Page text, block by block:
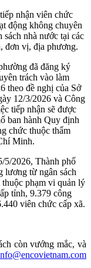
nhận viên chức
động không chuyên
nhà nước tại các
đơn vị, địa phương.
đã đăng ký
trách vào làm
theo đề nghị của Sở
12/3/2026 và Công
tiếp nhận sẽ được
ban hành Quy định
chức thuộc thẩm
Minh.
5/2026, Thành phố
lương từ ngân sách
phạm vi quản lý
tỉnh, 9.379 công
viên chức cấp xã.
còn vướng mắc, và
@​encovietnam.com